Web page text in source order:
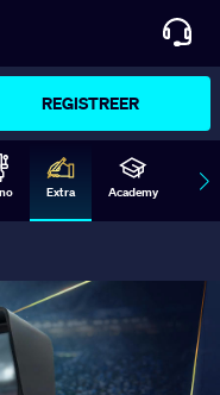
REGISTREER
Extra Academy